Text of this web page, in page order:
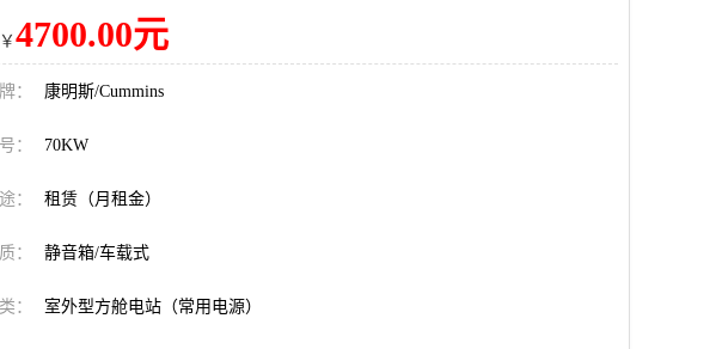
4700.00元
： 康明斯/Cummins
： 70KW
： 租赁（月租金）
： 静音箱/车载式
： 室外型方舱电站（常用电源）